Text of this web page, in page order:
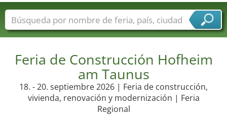
Feria de Construcción Hofheim
am Taunus
18. - 20. septiembre 2026 | Feria de construcción,
vivienda, renovación y modernización | Feria
Regional
Nombres de ferias Países
Ciudades
Sectores de proveedor de servicios